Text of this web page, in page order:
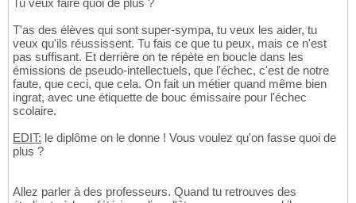
Tu veux faire quoi de plus ?
T'as des élèves qui sont super-sympa, tu veux les aider, tu
veux qu'ils réussissent. Tu fais ce que tu peux, mais ce n'est
pas suffisant. Et derrière on te répète en boucle dans les
émissions de pseudo-intellectuels, que l'échec, c'est de notre
faute, que ceci, que cela. On fait un métier quand même bien
ingrat, avec une étiquette de bouc émissaire pour l'échec
scolaire.
EDIT: le diplôme on le donne ! Vous voulez qu'on fasse quoi de
plus ?
Allez parler à des professeurs. Quand tu retrouves des